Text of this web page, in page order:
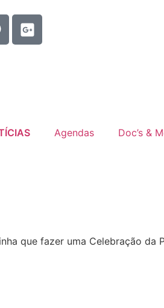
Agendas Doc’s &
que fazer uma Celebração da